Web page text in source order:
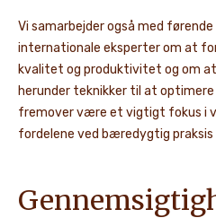
Vi samarbejder også med
internationale eksperter om at
kvalitet og produktivitet og om
herunder teknikker til at
fremover være et vigtigt fokus i
fordelene ved bæredygtig praksis